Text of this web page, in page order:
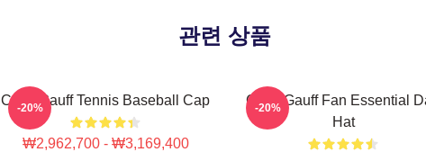
관련 상품
Coco Gauff Tennis Baseball Cap
₩2,962,700 - ₩3,169,400
-20%
Coco Gauff Fan Essential
Hat
-20%